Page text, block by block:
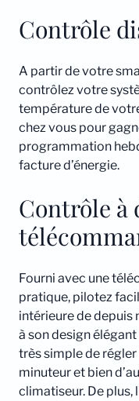
Contrôle
A partir de votre
contrôlez votre
température de
chez vous pour
programmation
facture d’énergie.
Contrôle à
Fourni avec une
pratique, pilotez
intérieure de depuis
à son design
très simple de régler
minuteur et bien
climatiseur. De plus,